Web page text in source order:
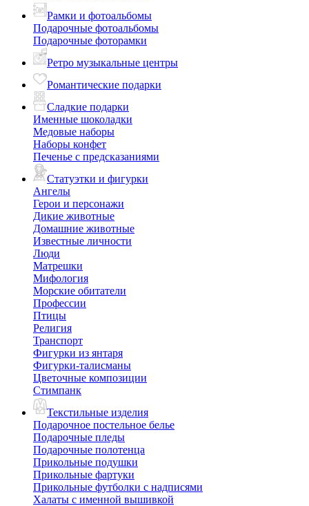
Рамки и фотоальбомы
Подарочные фотоальбомы
Подарочные фоторамки
Ретро музыкальные центры
Романтические подарки
Сладкие подарки
Именные шоколадки
Медовые наборы
Наборы конфет
Печенье с предсказаниями
Статуэтки и фигурки
Ангелы
Герои и персонажи
Дикие животные
Домашние животные
Известные личности
Люди
Матрешки
Мифология
Морские обитатели
Профессии
Птицы
Религия
Транспорт
Фигурки из янтаря
Фигурки-талисманы
Цветочные композиции
Стимпанк
Текстильные изделия
Подарочное постельное белье
Подарочные пледы
Подарочные полотенца
Прикольные подушки
Прикольные фартуки
Прикольные футболки с надписями
Халаты с именной вышивкой